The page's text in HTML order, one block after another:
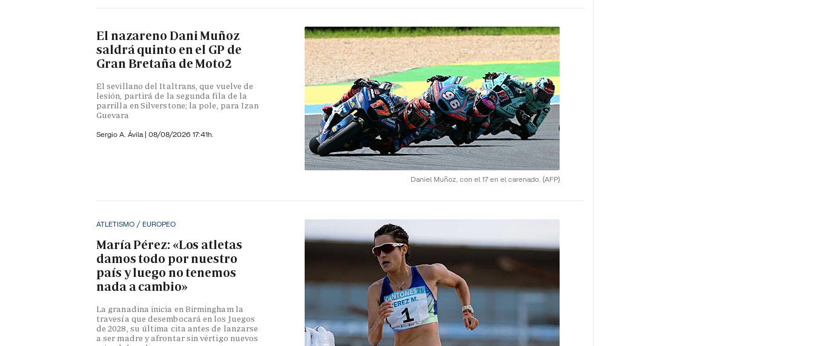
Daniel Muñoz, con el 17 en el carenado. (AFP)
El nazareno Dani Muñoz
saldrá quinto en el GP de
Gran Bretaña de Moto2
El sevillano del Italtrans, que vuelve de
lesión, partirá de la segunda fila de la
parrilla en Silverstone; la pole, para Izan
Guevara
Sergio A. Ávila | 08/08/2026 17:41h.
ATLETISMO / EUROPEO
María Pérez: «Los atletas
damos todo por nuestro
país y luego no tenemos
nada a cambio»
La granadina inicia en Birmingham la
travesía que desembocará en los Juegos
de 2028, su última cita antes de lanzarse
a ser madre y afrontar sin vértigo nuevos